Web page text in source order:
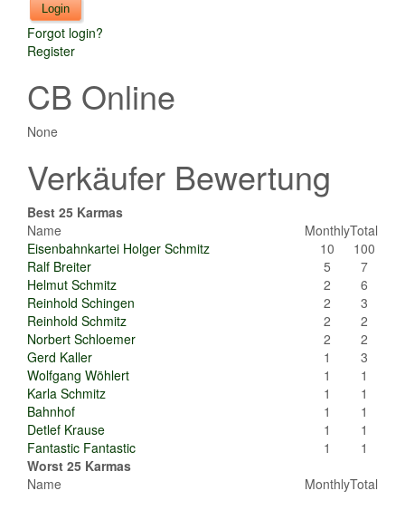
Forgot login?
Register
CB Online
None
Verkäufer Bewertung
Best 25 Karmas
Name
MonthlyTotal
Eisenbahnkartei Holger Schmitz
10
100
Ralf Breiter
5
7
Helmut Schmitz
2
6
Reinhold Schingen
2
3
Reinhold Schmitz
2
2
Norbert Schloemer
2
2
Gerd Kaller
1
3
Wolfgang Wöhlert
1
1
Karla Schmitz
1
1
Bahnhof
1
1
Detlef Krause
1
1
Fantastic Fantastic
1
1
Worst 25 Karmas
Name
MonthlyTotal